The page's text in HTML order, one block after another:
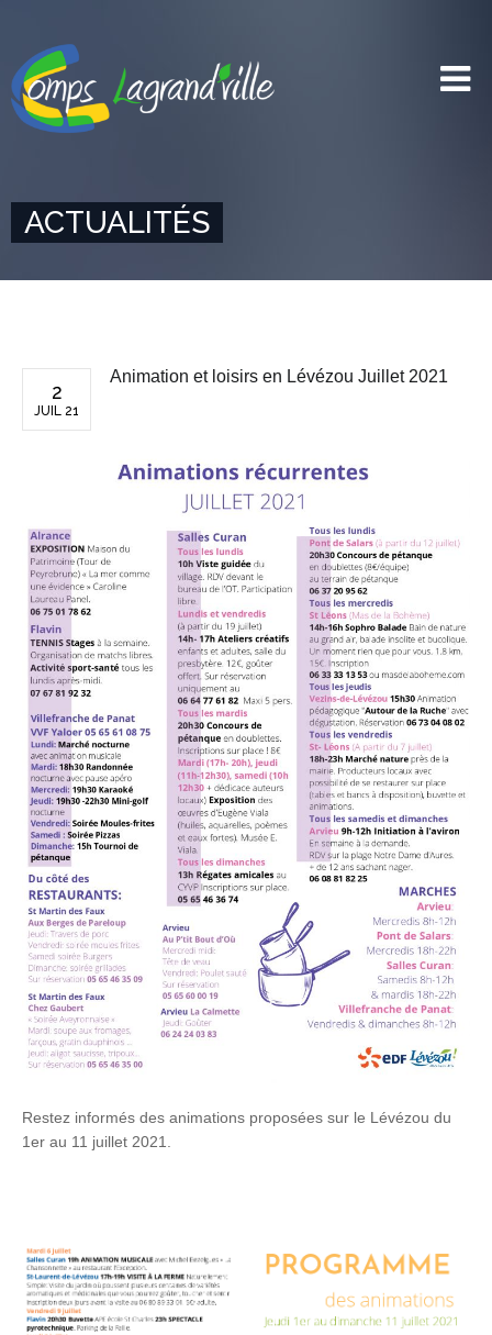
ACTUALITÉS
2
JUIL 21
Animation et loisirs en Lévézou Juillet 2021
Restez informés des animations proposées sur le Lévézou du
1er au 11 juillet 2021.